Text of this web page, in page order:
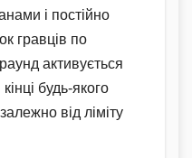
і постійно
гравців по
активується
будь-якого
від ліміту